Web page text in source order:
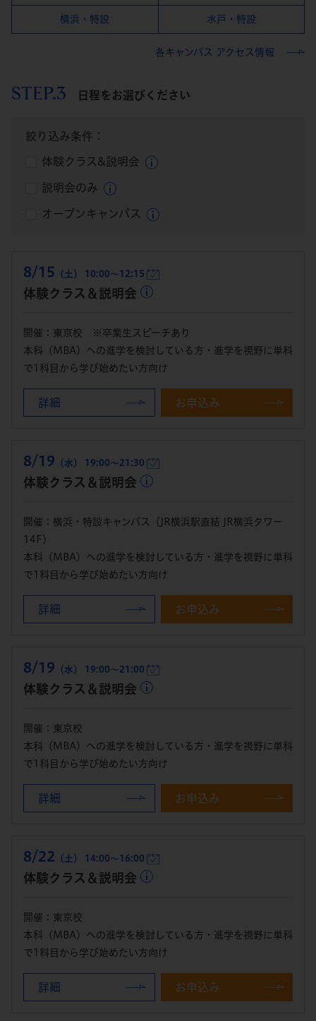
各キャンパス アクセス情報
横浜・特設 水戸・特設
STEP.3 日程をお選びください
絞り込み条件：
体験クラス&説明会
説明会のみ
オープンキャンパス
8/15 （土） 10:00～12:15
体験クラス＆説明会
開催：東京校 ※卒業生スピーチあり
本科（MBA）への進学を検討している方・進学を視野に単科
で1科目から学び始めたい方向け
詳細 お申込み
8/19 （水） 19:00～21:30
体験クラス＆説明会
開催：横浜・特設キャンパス（JR横浜駅直結 JR横浜タワー
14F）
本科（MBA）への進学を検討している方・進学を視野に単科
で1科目から学び始めたい方向け
詳細 お申込み
8/19 （水） 19:00～21:00
体験クラス＆説明会
開催：東京校
本科（MBA）への進学を検討している方・進学を視野に単科
で1科目から学び始めたい方向け
詳細 お申込み
8/22 （土） 14:00～16:00
体験クラス＆説明会
開催：東京校
本科（MBA）への進学を検討している方・進学を視野に単科
で1科目から学び始めたい方向け
詳細 お申込み